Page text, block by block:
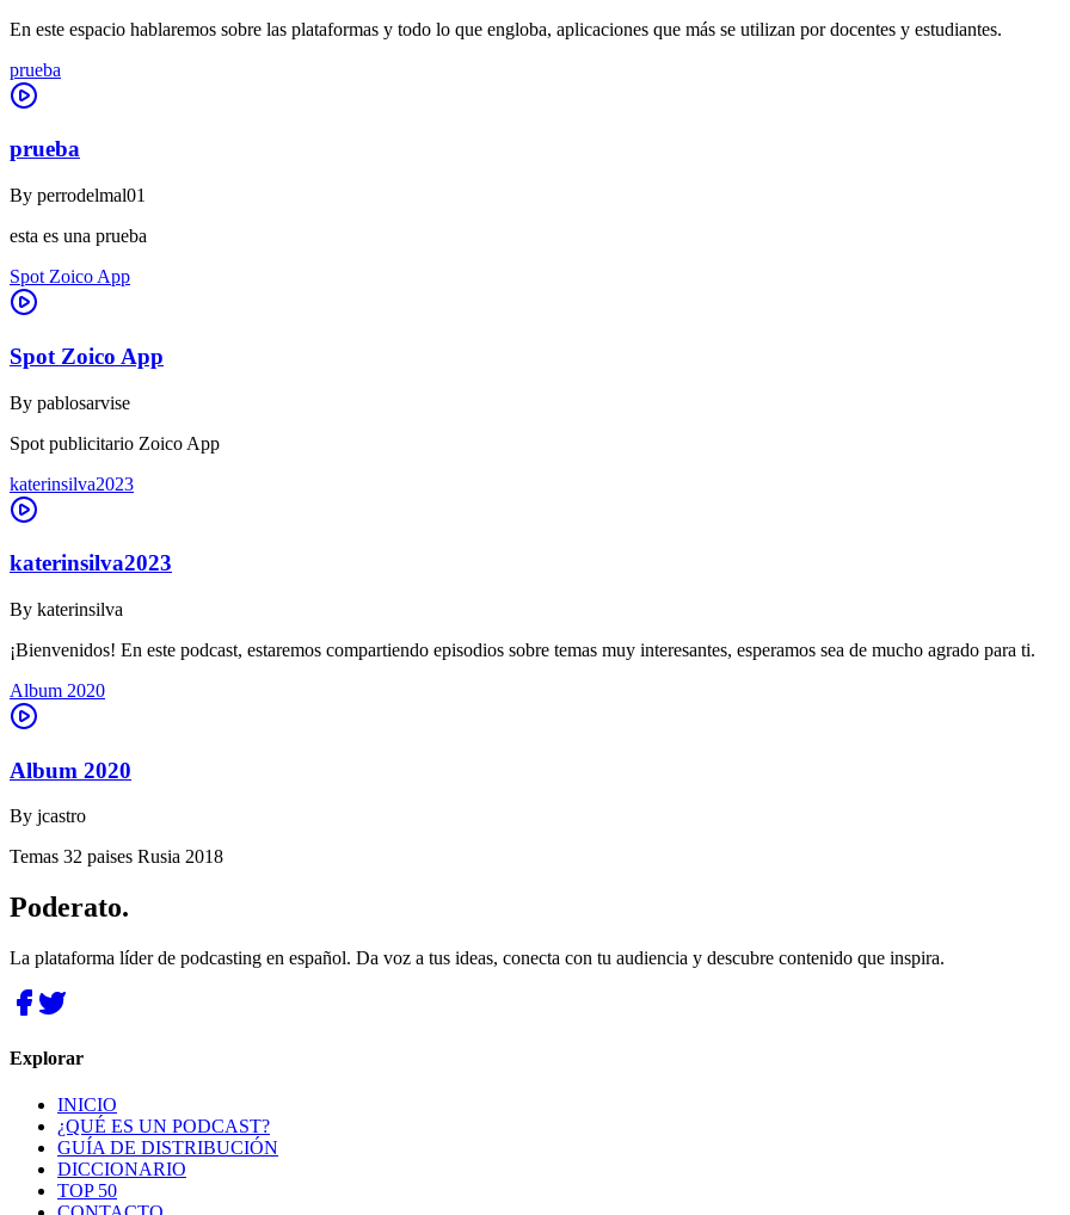
En este espacio hablaremos sobre las plataformas y todo lo que engloba, aplicaciones que más se utilizan por docentes y estudiantes.
prueba
prueba
By perrodelmal01
esta es una prueba
Spot Zoico App
Spot Zoico App
By pablosarvise
Spot publicitario Zoico App
katerinsilva2023
katerinsilva2023
By katerinsilva
¡Bienvenidos! En este podcast, estaremos compartiendo episodios sobre temas muy interesantes, esperamos sea de mucho agrado para ti.
Album 2020
Album 2020
By jcastro
Temas 32 paises Rusia 2018
Poderato.
La plataforma líder de podcasting en español. Da voz a tus ideas, conecta con tu audiencia y descubre contenido que inspira.
Explorar
INICIO
¿QUÉ ES UN PODCAST?
GUÍA DE DISTRIBUCIÓN
DICCIONARIO
TOP 50